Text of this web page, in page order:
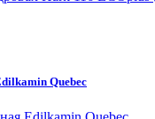
Quebec